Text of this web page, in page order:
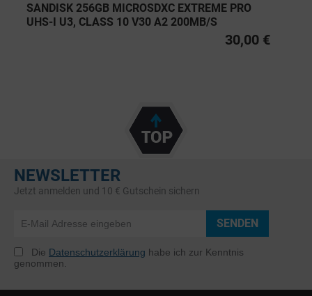
SANDISK 256GB MICROSDXC EXTREME PRO
UHS-I U3, CLASS 10 V30 A2 200MB/S
30,00 €
NEWSLETTER
Jetzt anmelden und 10 € Gutschein sichern
SENDEN
Die Datenschutzerklärung habe ich zur Kenntnis
genommen.